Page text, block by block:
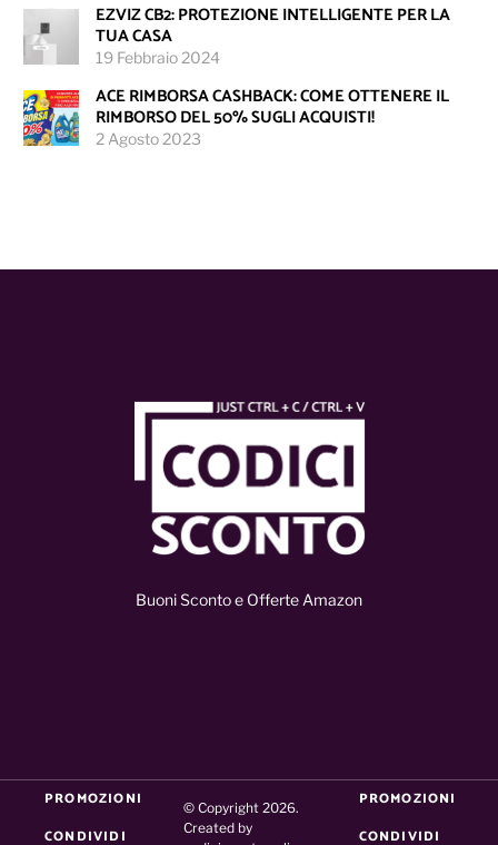
EZVIZ CB2: PROTEZIONE INTELLIGENTE PER LA
TUA CASA
19 Febbraio 2024
ACE RIMBORSA CASHBACK: COME OTTENERE IL
RIMBORSO DEL 50% SUGLI ACQUISTI!
2 Agosto 2023
Buoni Sconto e Offerte Amazon
PROMOZIONI
CONDIVIDI
© Copyright 2026.
Created by
PROMOZIONI
CONDIVIDI